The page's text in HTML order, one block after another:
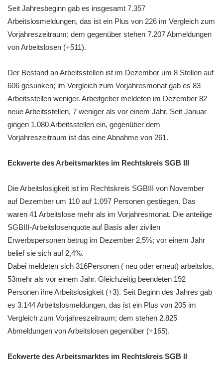
Seit Jahresbeginn gab es insgesamt 7.357
Arbeitslosmeldungen, das ist ein Plus von 226 im Vergleich zum
Vorjahreszeitraum; dem gegenüber stehen 7.207 Abmeldungen
von Arbeitslosen (+511).
Der Bestand an Arbeitsstellen ist im Dezember um 8 Stellen auf
606 gesunken; im Vergleich zum Vorjahresmonat gab es 83
Arbeitsstellen weniger. Arbeitgeber meldeten im Dezember 82
neue Arbeitsstellen, 7 weniger als vor einem Jahr. Seit Januar
gingen 1.080 Arbeitsstellen ein, gegenüber dem
Vorjahreszeitraum ist das eine Abnahme von 261.
Eckwerte des Arbeitsmarktes im Rechtskreis SGB III
Die Arbeitslosigkeit ist im Rechtskreis SGBIII von November
auf Dezember um 110 auf 1.097 Personen gestiegen. Das
waren 41 Arbeitslose mehr als im Vorjahresmonat. Die anteilige
SGBIII-Arbeitslosenquote auf Basis aller zivilen
Erwerbspersonen betrug im Dezember 2,5%; vor einem Jahr
belief sie sich auf 2,4%.
Dabei meldeten sich 316Personen ( neu oder erneut) arbeitslos,
53mehr als vor einem Jahr. Gleichzeitig beendeten 192
Personen ihre Arbeitslosigkeit (+3). Seit Beginn des Jahres gab
es 3.144 Arbeitslosmeldungen, das ist ein Plus von 205 im
Vergleich zum Vorjahreszeitraum; dem stehen 2.825
Abmeldungen von Arbeitslosen gegenüber (+165).
Eckwerte des Arbeitsmarktes im Rechtskreis SGB II